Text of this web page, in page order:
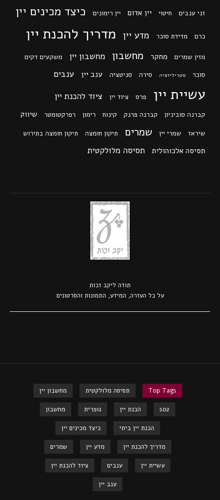
זני ענבים חיטוי יין אדום יין רימונים כיצד מכינים יין
כרם מדידת סוכר מדע יין מדריך להכנת יין
מזין שמרים מחקר מחשבון מחשבון יין
משקעים דקים
סוכר
סטריליזציה סירה סניטציה ענב יין ענבים
עשיית יין פרס ציוד יין ציוד להכנת יין
קברנה סוביניון קברנה פרנק קינוח רימון רפרקטומטר שיווק
שיראז שמרי יין שמרים תיקון חומצה תיקון חומצה בתירוש
תסיסה אלכוהולית תסיסה מלולקטית
תודה ליקב זכות
על כל העזרה, המידע, התמונות והסרטונים
Top Tags תסיסה מלולקטית מחשבון יין
so2 הכנת יין גופרית מחשבון
הכנת יין ביתי כיצד מכינים יין
מדריך להכנת יין מדע יין שמרים
עשיית יין ענבים ציוד להכנת יין
ענב יין